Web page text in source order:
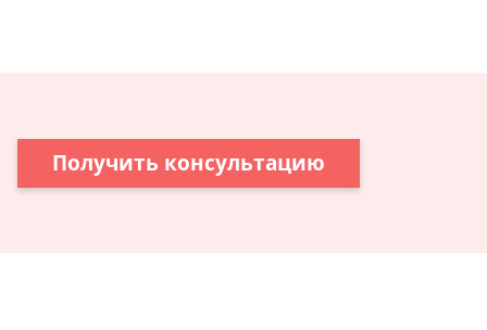
Получить консультацию